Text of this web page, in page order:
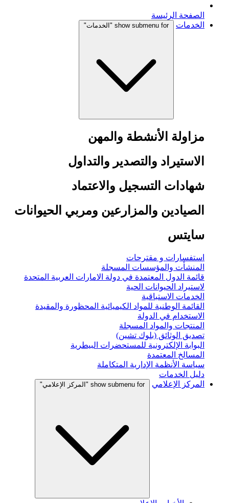
الصفحة الرئيسة
الخدمات
show submenu for "الخدمات"
مزاولة الأنشطة والمهن
الاستيراد والتصدير والتداول
شهادات التسجيل والاعتماد
الصيادين والمزارعين ومربي الحيوانات
سايتس
استفسارات و مقترحات
المنشأت والمؤسسات المسجلة
قائمة الدول المعتمدة في دولة الامارات العربية المتحدة
لاستيراد الحيوانات الحية
الخدمات الاستباقية
القائمة الوطنية للمواد الكيميائية المحظورة والمقيدة
الاستخدام في الدولة
المنتجات والمواد المسجلة
تصديق الوثائق (بلوك تشين)
البوابة الإلكترونية للمستحضرات البيطرية
المسالخ المعتمدة
سياسة الأنظمة الإدارية المتكاملة
دليل الخدمات
المركز الإعلامي
show submenu for "المركز الإعلامي"